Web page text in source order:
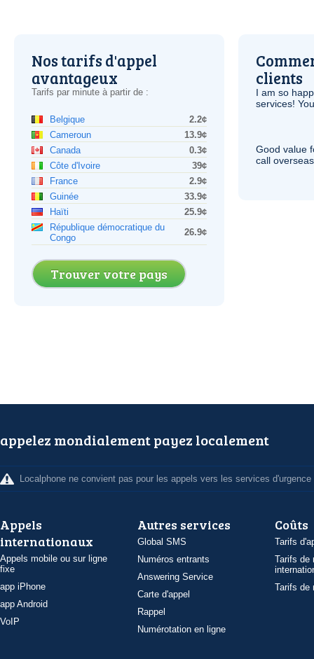
Nos tarifs d'appel
avantageux
Tarifs par minute à partir de :
Belgique
2.2¢
Cameroun
13.9¢
Canada
0.3¢
Côte d'Ivoire
39¢
France
2.9¢
Guinée
33.9¢
Haïti
25.9¢
République démocratique du
Congo
26.9¢
Trouver votre pays
clients
I am so
services!
Good value
call
appelez mondialement payez localement
Localphone ne convient pas pour les appels vers les services d'urgence
Appels
internationaux
Appels mobile ou sur ligne
fixe
app iPhone
app Android
VoIP
Autres services
Global SMS
Numéros entrants
Answering Service
Carte d'appel
Rappel
Numérotation en ligne
Coûts
Tarifs
Tarifs de
Tarifs de